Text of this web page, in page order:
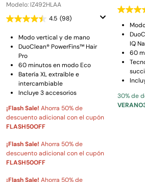
Modelo: IZ492HLAA
4.5 (98)
Modo vertical y de mano
DuoClean® PowerFins™ Hair
Pro
60 minutos en modo Eco
Batería XL extraíble e
intercambiable
Incluye 3 accesorios
¡Flash Sale! Ahorra 50% de
descuento adicional con el cupón
FLASH50OFF
¡Flash Sale! Ahorra 50% de
descuento adicional con el cupón
FLASH50OFF
¡Flash Sale! Ahorra 50% de
IQ
60
30% de